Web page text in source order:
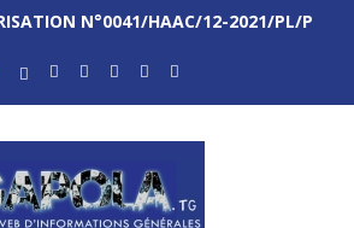
N°0041/HAAC/12-2021/PL/P